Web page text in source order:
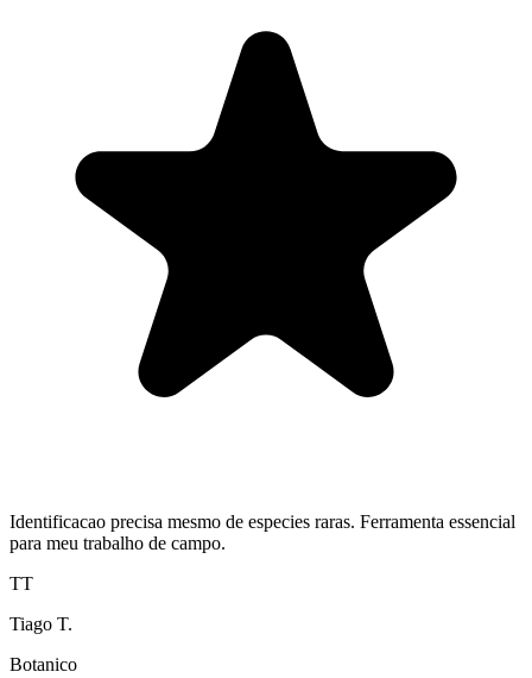
Identificacao precisa mesmo de especies raras. Ferramenta essencial
para meu trabalho de campo.
TT
Tiago T.
Botanico